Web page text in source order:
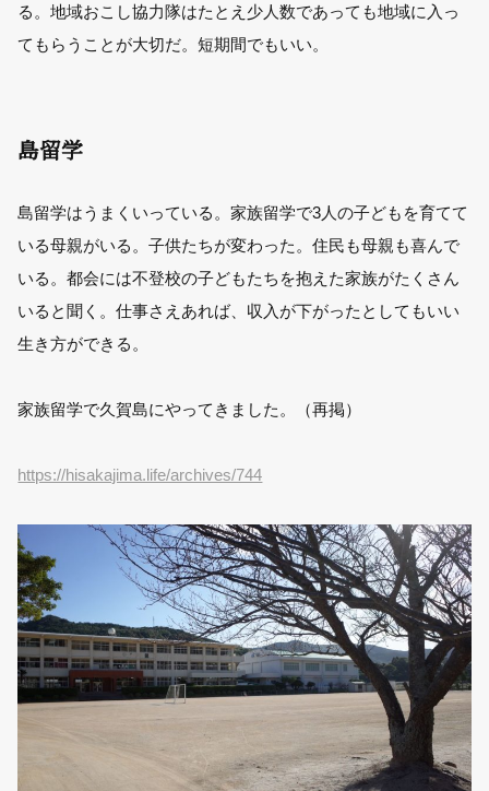
る。地域おこし協力隊はたとえ少人数であっても地域に入っ
てもらうことが大切だ。短期間でもいい。
島留学
島留学はうまくいっている。家族留学で3人の子どもを育てて
いる母親がいる。子供たちが変わった。住民も母親も喜んで
いる。都会には不登校の子どもたちを抱えた家族がたくさん
いると聞く。仕事さえあれば、収入が下がったとしてもいい
生き方ができる。
家族留学で久賀島にやってきました。（再掲）
https://hisakajima.life/archives/744